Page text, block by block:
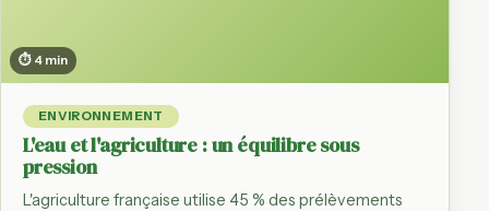
⏱ 4 min
ENVIRONNEMENT
L'eau et l'agriculture : un équilibre sous
pression
L'agriculture française utilise 45 % des prélèvements